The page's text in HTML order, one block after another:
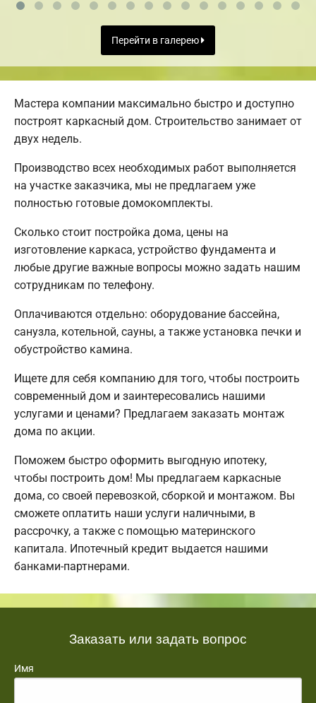
Перейти в галерею
Мастера компании максимально быстро и доступно
построят каркасный дом. Строительство занимает от
двух недель.
Производство всех необходимых работ выполняется
на участке заказчика, мы не предлагаем уже
полностью готовые домокомплекты.
Сколько стоит постройка дома, цены на
изготовление каркаса, устройство фундамента и
любые другие важные вопросы можно задать нашим
сотрудникам по телефону.
Оплачиваются отдельно: оборудование бассейна,
санузла, котельной, сауны, а также установка печки и
обустройство камина.
Ищете для себя компанию для того, чтобы построить
современный дом и заинтересовались нашими
услугами и ценами? Предлагаем заказать монтаж
дома по акции.
Поможем быстро оформить выгодную ипотеку,
чтобы построить дом! Мы предлагаем каркасные
дома, со своей перевозкой, сборкой и монтажом. Вы
сможете оплатить наши услуги наличными, в
рассрочку, а также с помощью материнского
капитала. Ипотечный кредит выдается нашими
банками-партнерами.
Заказать или задать вопрос
Имя